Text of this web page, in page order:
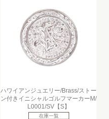
ハワイアンジュエリー/Brass/ストー
ン付きイニシャルゴルフマーカーM/
L0001/SV【S】
在庫一覧